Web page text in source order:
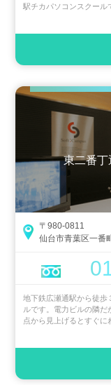
駅チカパソコンスクール
東二番
〒980-0811
仙台市青葉区一番
地下鉄広瀬通駅から徒歩
ルです。電力ビルの隣
点から見上げるとすぐに